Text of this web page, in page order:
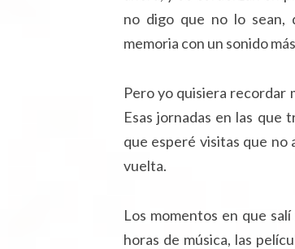
no digo que no lo sean,
memoria con un sonido
Pero yo quisiera recordar
Esas jornadas en las que
que esperé visitas que no
vuelta.
Los momentos en que
horas de música, las